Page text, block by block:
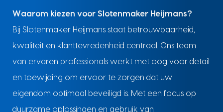
Waarom kiezen voor Slotenmaker Heijmans?
Bij Slotenmaker Heijmans staat betrouwbaarheid,
kwaliteit en klanttevredenheid centraal. Ons team
van ervaren professionals werkt met oog voor detail
en toewijding om ervoor te zorgen dat uw
eigendom optimaal beveiligd is. Met een focus op
duurzame oplossingen en gebruik van